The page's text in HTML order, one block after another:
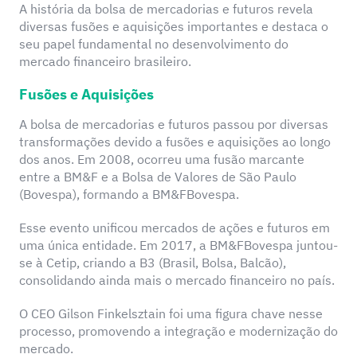
A história da bolsa de mercadorias e futuros revela
diversas fusões e aquisições importantes e destaca o
seu papel fundamental no desenvolvimento do
mercado financeiro brasileiro.
Fusões e Aquisições
A bolsa de mercadorias e futuros passou por diversas
transformações devido a fusões e aquisições ao longo
dos anos. Em 2008, ocorreu uma fusão marcante
entre a BM&F e a Bolsa de Valores de São Paulo
(Bovespa), formando a BM&FBovespa.
Esse evento unificou mercados de ações e futuros em
uma única entidade. Em 2017, a BM&FBovespa juntou-
se à Cetip, criando a B3 (Brasil, Bolsa, Balcão),
consolidando ainda mais o mercado financeiro no país.
O CEO Gilson Finkelsztain foi uma figura chave nesse
processo, promovendo a integração e modernização do
mercado.